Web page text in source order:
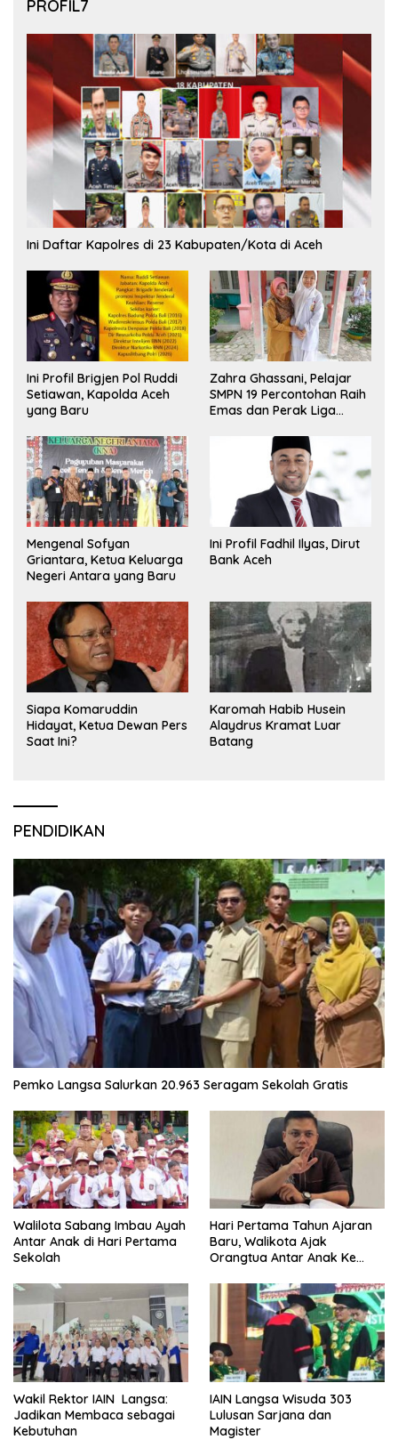
PROFIL7
Ini Daftar Kapolres di 23 Kabupaten/Kota di Aceh
Ini Profil Brigjen Pol Ruddi
Setiawan, Kapolda Aceh
yang Baru
Zahra Ghassani, Pelajar
SMPN 19 Percontohan Raih
Emas dan Perak Liga
Mengenal Sofyan
Griantara, Ketua Keluarga
Negeri Antara yang Baru
Ini Profil Fadhil Ilyas, Dirut
Bank Aceh
Siapa Komaruddin
Hidayat, Ketua Dewan Pers
Saat Ini?
Karomah Habib Husein
Alaydrus Kramat Luar
Batang
PENDIDIKAN
Pemko Langsa Salurkan 20.963 Seragam Sekolah Gratis
Walilota Sabang Imbau Ayah
Antar Anak di Hari Pertama
Sekolah
Hari Pertama Tahun Ajaran
Baru, Walikota Ajak
Orangtua Antar Anak Ke
Wakil Rektor IAIN Langsa:
Jadikan Membaca sebagai
Kebutuhan
IAIN Langsa Wisuda 303
Lulusan Sarjana dan
Magister